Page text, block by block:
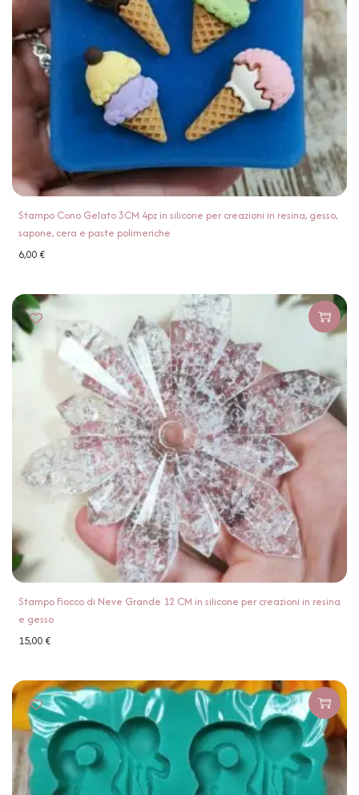
Stampo Cono Gelato 3CM 4pz in silicone per creazioni in resina, gesso,
sapone, cera e paste polimeriche
6,00€
Stampo Fiocco di Neve Grande 12 CM in silicone per creazioni in resina
e gesso
15,00€